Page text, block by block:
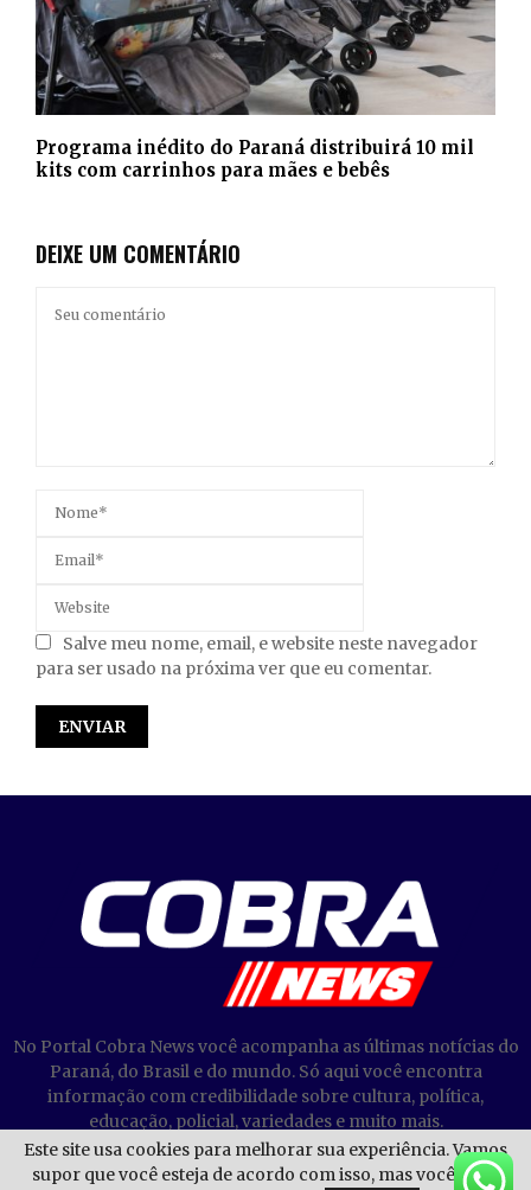
Programa inédito do Paraná distribuirá 10 mil
kits com carrinhos para mães e bebês
DEIXE UM COMENTÁRIO
Salve meu nome, email, e website neste navegador
para ser usado na próxima ver que eu comentar.
No Portal Cobra News você acompanha as últimas notícias do
Paraná, do Brasil e do mundo. Só aqui você encontra
informação com credibilidade sobre cultura, política,
educação, policial, variedades e muito mais.
Este site usa cookies para melhorar sua experiência. Vamos
supor que você esteja de acordo com isso, mas você pode